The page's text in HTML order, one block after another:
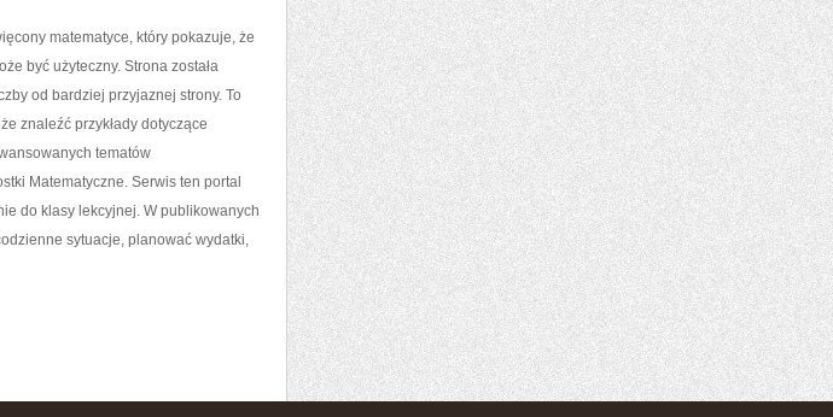
matematyce, który pokazuje, że
być użyteczny. Strona została
od bardziej przyjaznej strony. To
znaleźć przykłady dotyczące
tematów
Matematyczne. Serwis ten portal
do klasy lekcyjnej. W publikowanych
sytuacje, planować wydatki,